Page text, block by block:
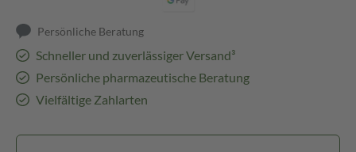
Persönliche Beratung
Schneller und zuverlässiger Versand³
Persönliche pharmazeutische Beratung
Vielfältige Zahlarten